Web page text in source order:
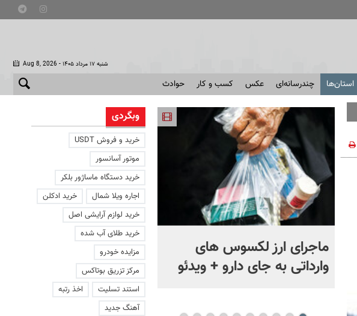
Aug 8, 2026 - شنبه ۱۷ مرداد ۱۴۰۵
استان‌ها چندرسانه‌ای عکس کسب و کار حوادث
ماجرای ارز لکسوس های
وارداتی به جای دارو + ویدئو
ماجرای باشگاه‌های
بود؟ + فیلم
وبگردی
خرید و فروش USDT
موتور آسانسور
خرید دستگاه ماساژور بلکر
اجاره ویلا شمال
خرید ادکلن
خرید لوازم آرایشی اصل
خرید طلای آب شده
مزایده خودرو
مرکز تزریق بوتاکس
استند تسلیت
اخذ رتبه
آهنگ جدید